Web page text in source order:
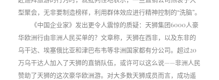
型聚会，无非要制造榜样，利用群体效应进行精神控制的“洗脑”。
《中国企业家》发出更令人震惊的质疑：天狮集团6000人豪
华欧洲行由非洲人民买单的？文章称，天狮在西非，以及东非的
乌干达、埃塞俄比亚和津巴布韦等非洲国家都有分公司。超过20
万乌干达人加入了天狮的直销队伍，或许可以这么说——非洲人民
赞助了天狮的这次豪华欧洲游。对大多数天狮成员而言，成功遥